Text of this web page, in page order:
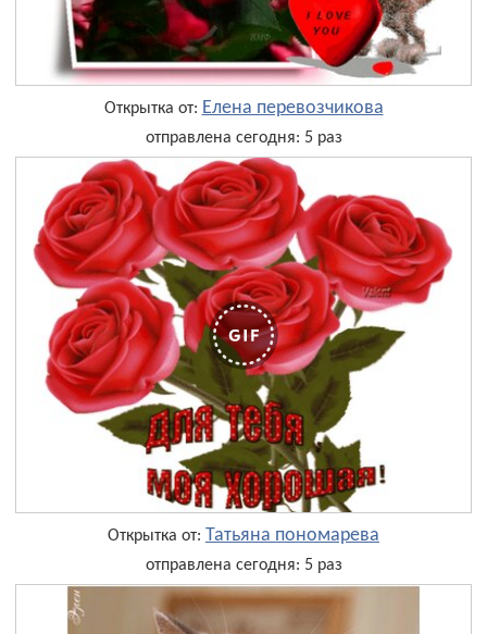
Открытка от: Елена перевозчикова
отправлена сегодня: 5 раз
Открытка от: Татьяна пономарева
отправлена сегодня: 5 раз